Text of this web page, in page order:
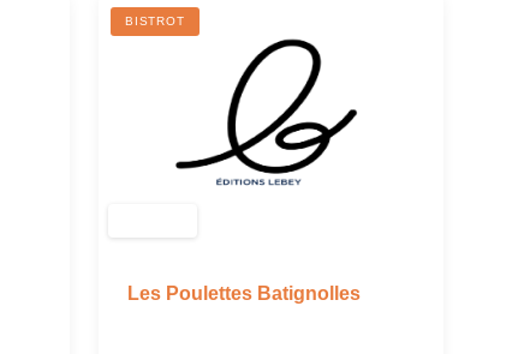
BISTROT
Les Poulettes Batignolles